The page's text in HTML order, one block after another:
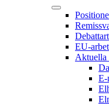
EU-
Aktuella
E-